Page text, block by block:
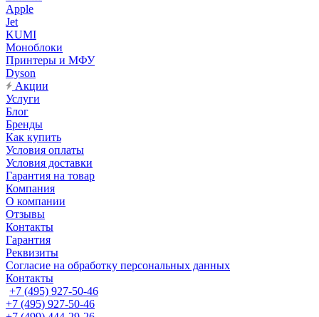
Apple
Jet
KUMI
Моноблоки
Принтеры и МФУ
Dyson
Акции
Услуги
Блог
Бренды
Как купить
Условия оплаты
Условия доставки
Гарантия на товар
Компания
О компании
Отзывы
Контакты
Гарантия
Реквизиты
Согласие на обработку персональных данных
Контакты
+7 (495) 927-50-46
+7 (495) 927-50-46